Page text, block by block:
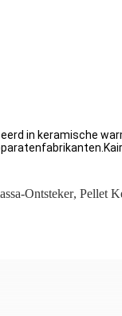
in keramische
Ontsteker, Pellet